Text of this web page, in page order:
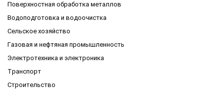
Поверхностная обработка металлов
Водоподготовка и водоочистка
Сельское хозяйство
Газовая и нефтяная промышленность
Электротехника и электроника
Транспорт
Строительство